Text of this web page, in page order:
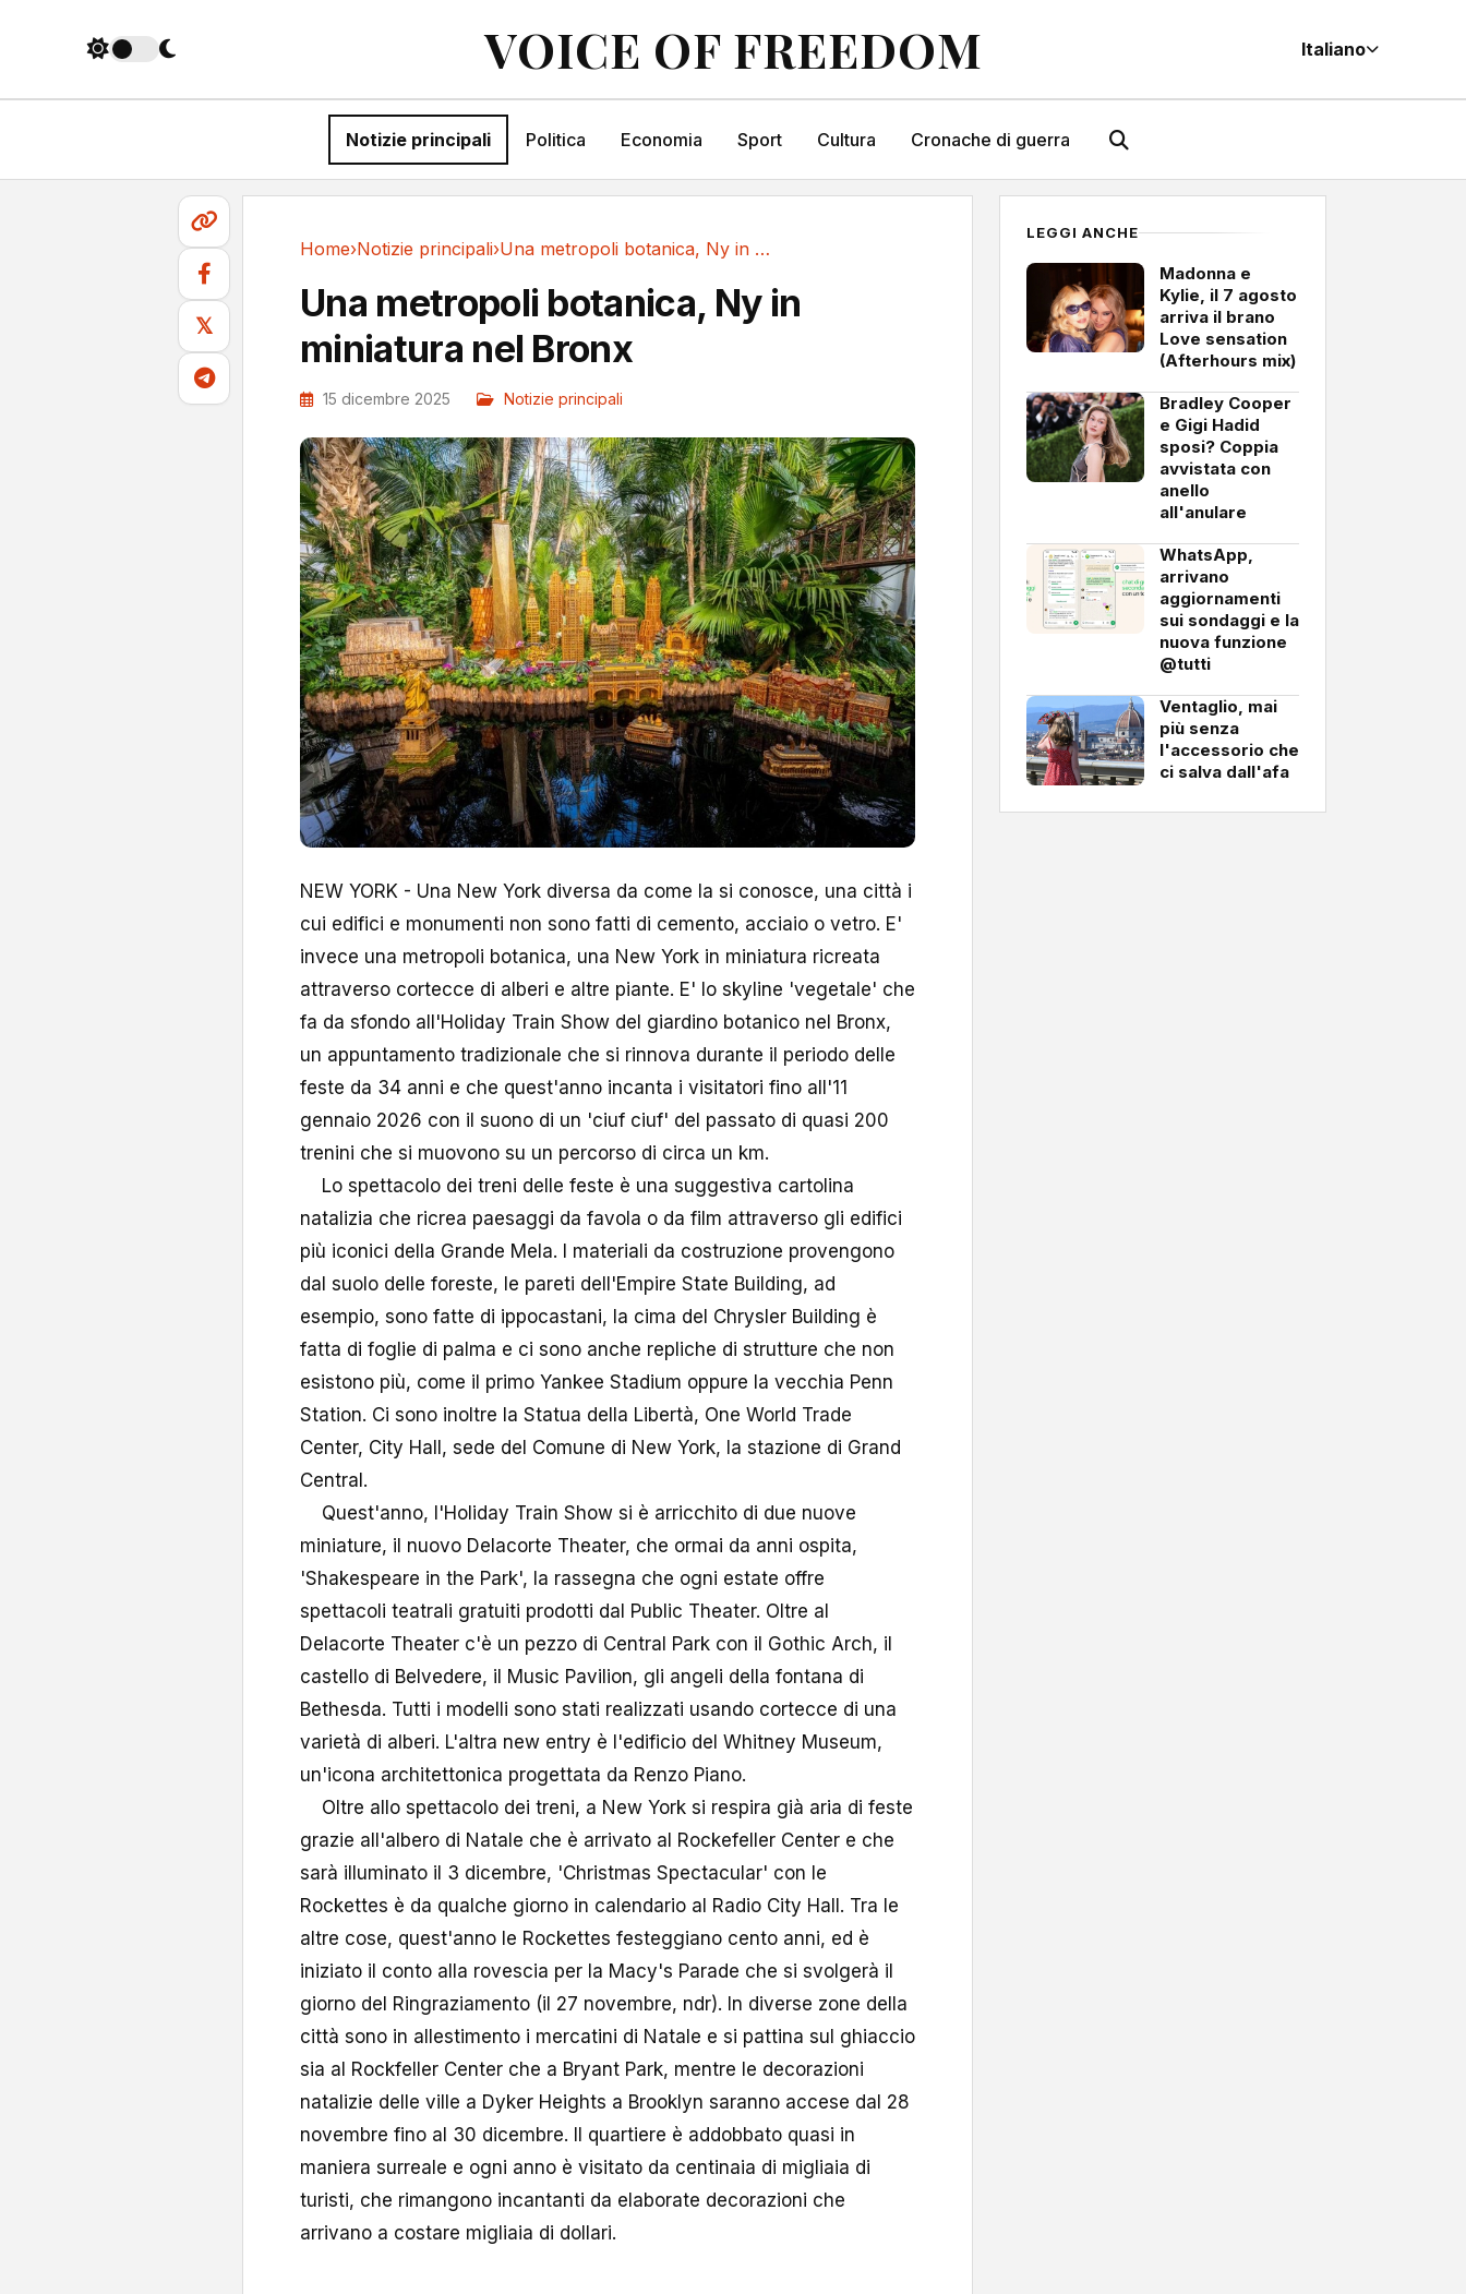
VOICE OF FREEDOM Italiano
Notizie principali Politica Economia Sport Cultura Cronache di guerra
𝕏
Home›Notizie principali› Una metropoli botanica, Ny in miniatura nel Bronx
Una metropoli botanica, Ny in
miniatura nel Bronx
15 dicembre 2025 Notizie principali
NEW YORK - Una New York diversa da come la si conosce, una città i
cui edifici e monumenti non sono fatti di cemento, acciaio o vetro. E'
invece una metropoli botanica, una New York in miniatura ricreata
attraverso cortecce di alberi e altre piante. E' lo skyline 'vegetale' che
fa da sfondo all'Holiday Train Show del giardino botanico nel Bronx,
un appuntamento tradizionale che si rinnova durante il periodo delle
feste da 34 anni e che quest'anno incanta i visitatori fino all'11
gennaio 2026 con il suono di un 'ciuf ciuf' del passato di quasi 200
trenini che si muovono su un percorso di circa un km.
Lo spettacolo dei treni delle feste è una suggestiva cartolina
natalizia che ricrea paesaggi da favola o da film attraverso gli edifici
più iconici della Grande Mela. I materiali da costruzione provengono
dal suolo delle foreste, le pareti dell'Empire State Building, ad
esempio, sono fatte di ippocastani, la cima del Chrysler Building è
fatta di foglie di palma e ci sono anche repliche di strutture che non
esistono più, come il primo Yankee Stadium oppure la vecchia Penn
Station. Ci sono inoltre la Statua della Libertà, One World Trade
Center, City Hall, sede del Comune di New York, la stazione di Grand
Central.
Quest'anno, l'Holiday Train Show si è arricchito di due nuove
miniature, il nuovo Delacorte Theater, che ormai da anni ospita,
'Shakespeare in the Park', la rassegna che ogni estate offre
spettacoli teatrali gratuiti prodotti dal Public Theater. Oltre al
Delacorte Theater c'è un pezzo di Central Park con il Gothic Arch, il
castello di Belvedere, il Music Pavilion, gli angeli della fontana di
Bethesda. Tutti i modelli sono stati realizzati usando cortecce di una
varietà di alberi. L'altra new entry è l'edificio del Whitney Museum,
un'icona architettonica progettata da Renzo Piano.
Oltre allo spettacolo dei treni, a New York si respira già aria di feste
grazie all'albero di Natale che è arrivato al Rockefeller Center e che
sarà illuminato il 3 dicembre, 'Christmas Spectacular' con le
Rockettes è da qualche giorno in calendario al Radio City Hall. Tra le
altre cose, quest'anno le Rockettes festeggiano cento anni, ed è
iniziato il conto alla rovescia per la Macy's Parade che si svolgerà il
giorno del Ringraziamento (il 27 novembre, ndr). In diverse zone della
città sono in allestimento i mercatini di Natale e si pattina sul ghiaccio
sia al Rockfeller Center che a Bryant Park, mentre le decorazioni
natalizie delle ville a Dyker Heights a Brooklyn saranno accese dal 28
novembre fino al 30 dicembre. Il quartiere è addobbato quasi in
maniera surreale e ogni anno è visitato da centinaia di migliaia di
turisti, che rimangono incantanti da elaborate decorazioni che
arrivano a costare migliaia di dollari.
LEGGI ANCHE
Madonna e
Kylie, il 7 agosto
arriva il brano
Love sensation
(Afterhours mix)
Bradley Cooper
e Gigi Hadid
sposi? Coppia
avvistata con
anello
all'anulare
WhatsApp,
arrivano
aggiornamenti
sui sondaggi e la
nuova funzione
@tutti
Ventaglio, mai
più senza
l'accessorio che
ci salva dall'afa